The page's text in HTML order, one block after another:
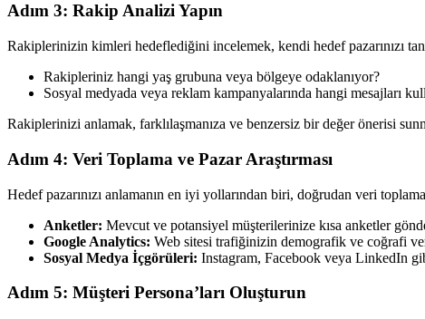
Adım 3: Rakip Analizi Yapın
Rakiplerinizin kimleri hedeflediğini incelemek, kendi hedef pazarınızı
Rakipleriniz hangi yaş grubuna veya bölgeye odaklanıyor?
Sosyal medyada veya reklam kampanyalarında hangi mesajları
Rakiplerinizi anlamak, farklılaşmanıza ve benzersiz bir değer önerisi
Adım 4: Veri Toplama ve Pazar Araştırması
Hedef pazarınızı anlamanın en iyi yollarından biri, doğrudan veri
Anketler: Mevcut ve potansiyel müşterilerinize kısa anketler
Google Analytics: Web sitesi trafiğinizin demografik ve coğrafi
Sosyal Medya İçgörüleri: Instagram, Facebook veya LinkedIn
Adım 5: Müşteri Persona’ları Oluşturun